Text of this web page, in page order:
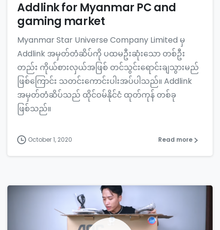
Addlink for Myanmar PC and
gaming market
Myanmar Star Universe Company Limited မှ
Addlink အမှတ်တံဆိပ်ကို ပထမဦးဆုံးသော တစ်ဦး
တည်း ကိုယ်စားလှယ်အဖြစ် တင်သွင်းရောင်းချသွားမည်
ဖြစ်ကြောင်း သတင်းကောင်းပါးအပ်ပါသည်။ Addlink
အမှတ်တံဆိပ်သည် ထိုင်ဝမ်နိုင်ငံ ထုတ်ကုန် တစ်ခု
ဖြစ်သည်။
October 1, 2020 Read more